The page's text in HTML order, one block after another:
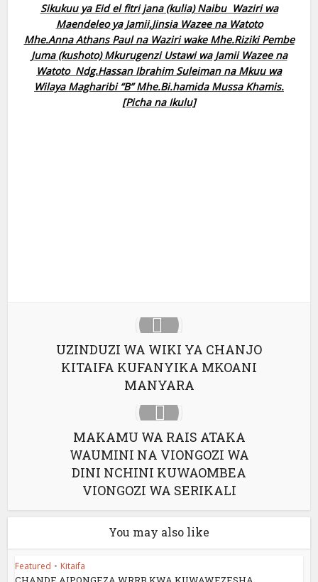
Sikukuu ya Eid el fitri jana (kulia) Naibu Waziri wa
Maendeleo ya Jamii,Jinsia Wazee na Watoto
Mhe.Anna Athans Paul na Waziri wake Mhe.Riziki Pembe
Juma (kushoto) Mkurugenzi Ustawi wa Jamii Wazee na
Watoto Ndg.Hassan Ibrahim Suleiman na Mkuu wa
Wilaya Magharibi “B” Mhe.Bi.hamida Mussa Khamis.
[Picha na Ikulu]
UZINDUZI WA WIKI YA CHANJO
KITAIFA KUFANYIKA MKOANI
MANYARA
MAKAMU WA RAIS ATAKA
WAUMINI NA VIONGOZI WA
DINI NCHINI KUWAOMBEA
VIONGOZI WA SERIKALI
You may also like
Featured • Kitaifa